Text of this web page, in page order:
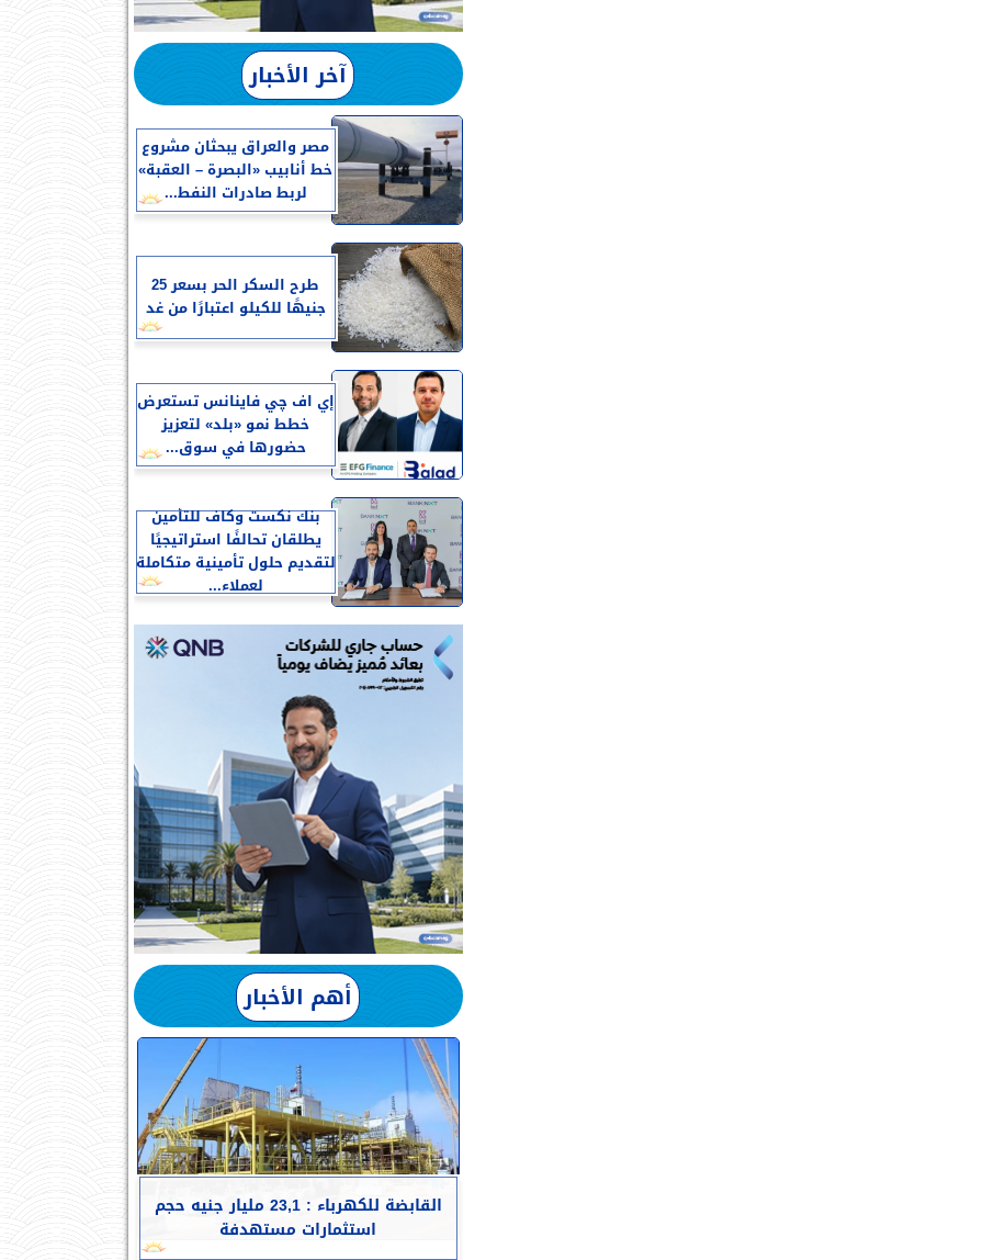
آخر الأخبار
مصر والعراق يبحثان مشروع
خط أنابيب «البصرة – العقبة»
لربط صادرات النفط...
طرح السكر الحر بسعر 25
جنيهًا للكيلو اعتبارًا من غد
إي اف چي فاينانس تستعرض
خطط نمو «بلد» لتعزيز
حضورها في سوق...
بنك نكست وكاف للتأمين
يطلقان تحالفًا استراتيجيًا
لتقديم حلول تأمينية متكاملة
لعملاء...
أهم الأخبار
القابضة للكهرباء : 23,1 مليار جنيه حجم
استثمارات مستهدفة